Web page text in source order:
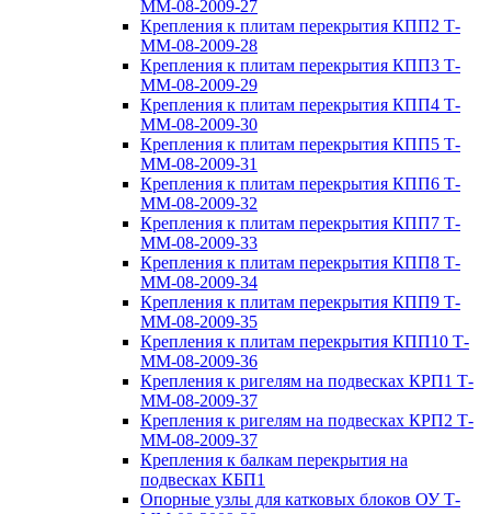
ММ-08-2009-27
Крепления к плитам перекрытия КПП2 Т-
ММ-08-2009-28
Крепления к плитам перекрытия КПП3 Т-
ММ-08-2009-29
Крепления к плитам перекрытия КПП4 Т-
ММ-08-2009-30
Крепления к плитам перекрытия КПП5 Т-
ММ-08-2009-31
Крепления к плитам перекрытия КПП6 Т-
ММ-08-2009-32
Крепления к плитам перекрытия КПП7 Т-
ММ-08-2009-33
Крепления к плитам перекрытия КПП8 Т-
ММ-08-2009-34
Крепления к плитам перекрытия КПП9 Т-
ММ-08-2009-35
Крепления к плитам перекрытия КПП10 Т-
ММ-08-2009-36
Крепления к ригелям на подвесках КРП1 Т-
ММ-08-2009-37
Крепления к ригелям на подвесках КРП2 Т-
ММ-08-2009-37
Крепления к балкам перекрытия на
подвесках КБП1
Опорные узлы для катковых блоков ОУ Т-